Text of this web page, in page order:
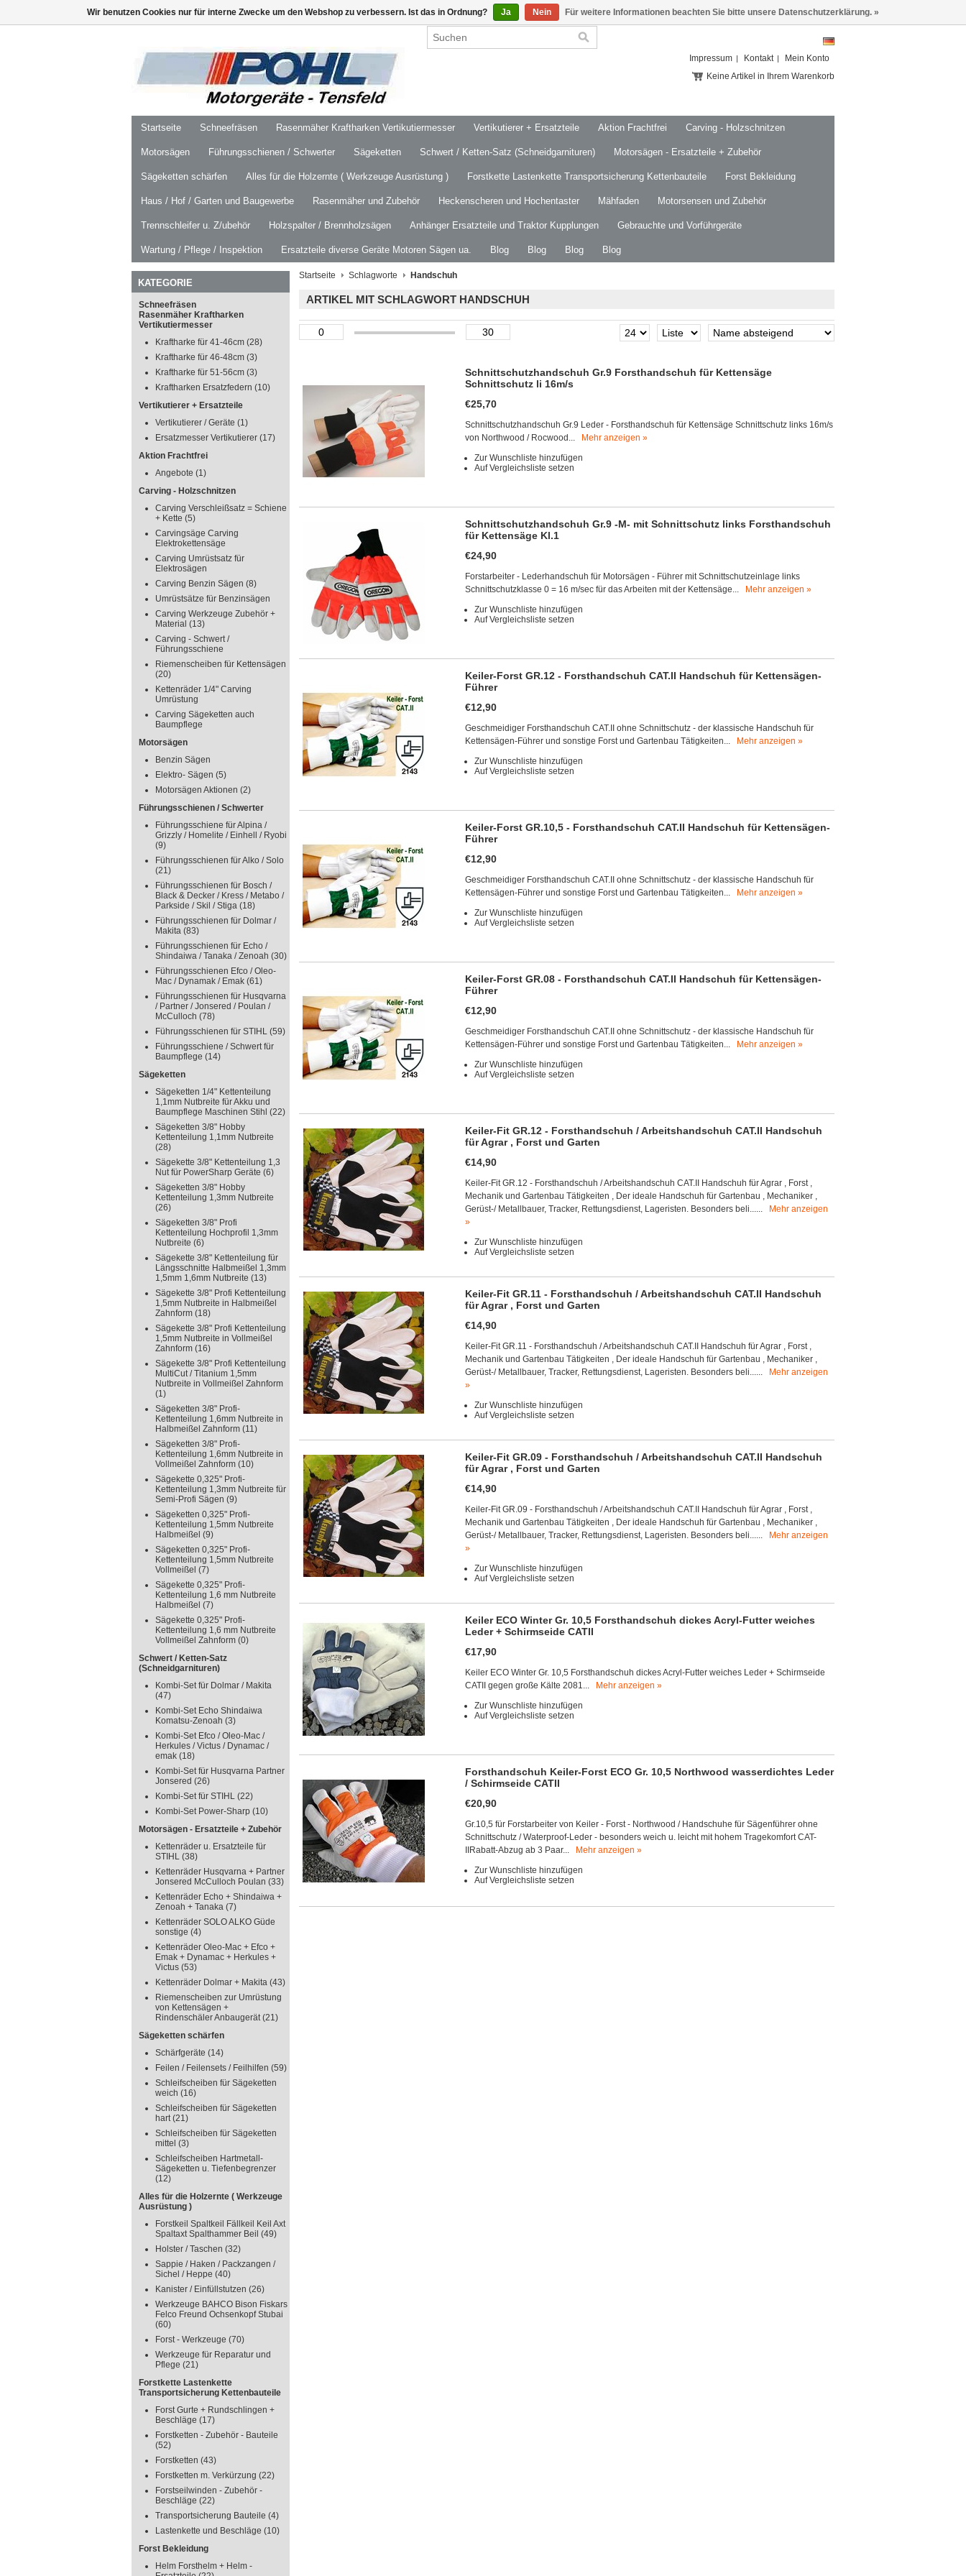
Impressum Kontakt
Mein Konto
Keine Artikel in Ihrem Warenkorb
Startseite Schneefräsen Rasenmäher Kraftharken Vertikutiermesser Vertikutierer + Ersatzteile Aktion Frachtfrei Carving - Holzschnitzen
Motorsägen Führungsschienen / Schwerter Sägeketten Schwert / Ketten-Satz (Schneidgarnituren) Motorsägen - Ersatzteile + Zubehör
Sägeketten schärfen Alles für die Holzernte ( Werkzeuge Ausrüstung ) Forstkette Lastenkette Transportsicherung Kettenbauteile Forst Bekleidung
Haus / Hof / Garten und Baugewerbe Rasenmäher und Zubehör Heckenscheren und Hochentaster Mähfaden Motorsensen und Zubehör
Trennschleifer u. Z/ubehör Holzspalter / Brennholzsägen Anhänger Ersatzteile und Traktor Kupplungen Gebrauchte und Vorführgeräte
Wartung / Pflege / Inspektion Ersatzteile diverse Geräte Motoren Sägen ua. Blog Blog Blog Blog
KATEGORIE
Schneefräsen
Rasenmäher Kraftharken
Vertikutiermesser
Kraftharke für 41-46cm (28)
Kraftharke für 46-48cm (3)
Kraftharke für 51-56cm (3)
Kraftharken Ersatzfedern (10)
Vertikutierer + Ersatzteile
Vertikutierer / Geräte (1)
Ersatzmesser Vertikutierer (17)
Aktion Frachtfrei
Angebote (1)
Carving - Holzschnitzen
Carving Verschleißsatz = Schiene
+ Kette (5)
Carvingsäge Carving
Elektrokettensäge
Carving Umrüstsatz für
Elektrosägen
Carving Benzin Sägen (8)
Umrüstsätze für Benzinsägen
Carving Werkzeuge Zubehör +
Material (13)
Carving - Schwert /
Führungsschiene
Riemenscheiben für Kettensägen
(20)
Kettenräder 1/4" Carving
Umrüstung
Carving Sägeketten auch
Baumpflege
Motorsägen
Benzin Sägen
Elektro- Sägen (5)
Motorsägen Aktionen (2)
Führungsschienen / Schwerter
Führungsschiene für Alpina /
Grizzly / Homelite / Einhell / Ryobi
(9)
Führungsschienen für Alko / Solo
(21)
Führungsschienen für Bosch /
Black & Decker / Kress / Metabo /
Parkside / Skil / Stiga (18)
Führungsschienen für Dolmar /
Makita (83)
Führungsschienen für Echo /
Shindaiwa / Tanaka / Zenoah (30)
Führungsschienen Efco / Oleo-
Mac / Dynamak / Emak (61)
Führungsschienen für Husqvarna
/ Partner / Jonsered / Poulan /
McCulloch (78)
Führungsschienen für STIHL (59)
Führungsschiene / Schwert für
Baumpflege (14)
Sägeketten
Sägeketten 1/4" Kettenteilung
1,1mm Nutbreite für Akku und
Baumpflege Maschinen Stihl (22)
Sägeketten 3/8" Hobby
Kettenteilung 1,1mm Nutbreite
(28)
Sägekette 3/8" Kettenteilung 1,3
Nut für PowerSharp Geräte (6)
Sägeketten 3/8" Hobby
Kettenteilung 1,3mm Nutbreite
(26)
Sägeketten 3/8" Profi
Kettenteilung Hochprofil 1,3mm
Nutbreite (6)
Sägekette 3/8" Kettenteilung für
Längsschnitte Halbmeißel 1,3mm
1,5mm 1,6mm Nutbreite (13)
Sägekette 3/8" Profi Kettenteilung
1,5mm Nutbreite in Halbmeißel
Zahnform (18)
Sägekette 3/8" Profi Kettenteilung
1,5mm Nutbreite in Vollmeißel
Zahnform (16)
Sägekette 3/8" Profi Kettenteilung
MultiCut / Titanium 1,5mm
Nutbreite in Vollmeißel Zahnform
(1)
Sägeketten 3/8" Profi-
Kettenteilung 1,6mm Nutbreite in
Halbmeißel Zahnform (11)
Sägeketten 3/8" Profi-
Kettenteilung 1,6mm Nutbreite in
Vollmeißel Zahnform (10)
Sägekette 0,325" Profi-
Kettenteilung 1,3mm Nutbreite für
Semi-Profi Sägen (9)
Sägeketten 0,325" Profi-
Kettenteilung 1,5mm Nutbreite
Halbmeißel (9)
Sägeketten 0,325" Profi-
Kettenteilung 1,5mm Nutbreite
Vollmeißel (7)
Sägekette 0,325" Profi-
Kettenteilung 1,6 mm Nutbreite
Halbmeißel (7)
Sägekette 0,325" Profi-
Kettenteilung 1,6 mm Nutbreite
Vollmeißel Zahnform (0)
Schwert / Ketten-Satz
(Schneidgarnituren)
Kombi-Set für Dolmar / Makita
(47)
Kombi-Set Echo Shindaiwa
Komatsu-Zenoah (3)
Kombi-Set Efco / Oleo-Mac /
Herkules / Victus / Dynamac /
emak (18)
Kombi-Set für Husqvarna Partner
Jonsered (26)
Kombi-Set für STIHL (22)
Kombi-Set Power-Sharp (10)
Motorsägen - Ersatzteile + Zubehör
Kettenräder u. Ersatzteile für
STIHL (38)
Kettenräder Husqvarna + Partner
Jonsered McCulloch Poulan (33)
Kettenräder Echo + Shindaiwa +
Zenoah + Tanaka (7)
Kettenräder SOLO ALKO Güde
sonstige (4)
Kettenräder Oleo-Mac + Efco +
Emak + Dynamac + Herkules +
Victus (53)
Kettenräder Dolmar + Makita (43)
Riemenscheiben zur Umrüstung
von Kettensägen +
Rindenschäler Anbaugerät(21)
Sägeketten schärfen
Schärfgeräte (14)
Feilen / Feilensets / Feilhilfen (59)
Schleifscheiben für Sägeketten
weich (16)
Schleifscheiben für Sägeketten
hart(21)
Schleifscheiben für Sägeketten
mittel (3)
Schleifscheiben Hartmetall-
Sägeketten u. Tiefenbegrenzer
(12)
Alles für die Holzernte ( Werkzeuge
Ausrüstung )
Forstkeil Spaltkeil Fällkeil Keil Axt
Spaltaxt Spalthammer Beil (49)
Holster / Taschen (32)
Sappie / Haken / Packzangen /
Sichel / Heppe (40)
Kanister / Einfüllstutzen (26)
Werkzeuge BAHCO Bison Fiskars
Felco Freund Ochsenkopf Stubai
(60)
Forst - Werkzeuge (70)
Werkzeuge für Reparatur und
Pflege (21)
Forstkette Lastenkette
Transportsicherung Kettenbauteile
Forst Gurte + Rundschlingen +
Beschläge (17)
Forstketten - Zubehör - Bauteile
(52)
Forstketten (43)
Forstketten m. Verkürzung (22)
Forstseilwinden - Zubehör -
Beschläge (22)
Transportsicherung Bauteile (4)
Lastenkette und Beschläge (10)
Forst Bekleidung
Helm Forsthelm + Helm -
Startseite Schlagworte Handschuh
ARTIKEL MIT SCHLAGWORT HANDSCHUH
Schnittschutzhandschuh Gr.9 Forsthandschuh für Kettensäge
Schnittschutz li 16m/s
€25,70
Schnittschutzhandschuh Gr.9 Leder - Forsthandschuh für Kettensäge Schnittschutz links 16m/s
von Northwood / Rocwood...
Mehr anzeigen »
Zur Wunschliste hinzufügen
Auf Vergleichsliste setzen
Schnittschutzhandschuh Gr.9 -M- mit Schnittschutz links Forsthandschuh
für Kettensäge Kl.1
€24,90
Forstarbeiter - Lederhandschuh für Motorsägen - Führer mit Schnittschutzeinlage links
Schnittschutzklasse 0 = 16 m/sec für das Arbeiten mit der Kettensäge...
Mehr anzeigen »
Zur Wunschliste hinzufügen
Auf Vergleichsliste setzen
Keiler-Forst GR.12 - Forsthandschuh CAT.II Handschuh für Kettensägen-
Führer
€12,90
Geschmeidiger Forsthandschuh CAT.II ohne Schnittschutz - der klassische Handschuh für
Kettensägen-Führer und sonstige Forst und Gartenbau Tätigkeiten...
Mehr anzeigen »
Zur Wunschliste hinzufügen
Auf Vergleichsliste setzen
Keiler-Forst GR.10,5 - Forsthandschuh CAT.II Handschuh für Kettensägen-
Führer
€12,90
Geschmeidiger Forsthandschuh CAT.II ohne Schnittschutz - der klassische Handschuh für
Kettensägen-Führer und sonstige Forst und Gartenbau Tätigkeiten...
Mehr anzeigen »
Zur Wunschliste hinzufügen
Auf Vergleichsliste setzen
Keiler-Forst GR.08 - Forsthandschuh CAT.II Handschuh für Kettensägen-
Führer
€12,90
Geschmeidiger Forsthandschuh CAT.II ohne Schnittschutz - der klassische Handschuh für
Kettensägen-Führer und sonstige Forst und Gartenbau Tätigkeiten...
Mehr anzeigen »
Zur Wunschliste hinzufügen
Auf Vergleichsliste setzen
Keiler-Fit GR.12 - Forsthandschuh / Arbeitshandschuh CAT.II Handschuh
für Agrar , Forst und Garten
€14,90
Keiler-Fit GR.12 - Forsthandschuh / Arbeitshandschuh CAT.II Handschuh für Agrar , Forst ,
Mechanik und Gartenbau Tätigkeiten , Der ideale Handschuh für Gartenbau , Mechaniker ,
Gerüst-/ Metallbauer, Tracker, Rettungsdienst, Lageristen. Besonders beli......
Mehr anzeigen
»
Zur Wunschliste hinzufügen
Auf Vergleichsliste setzen
Keiler-Fit GR.11 - Forsthandschuh / Arbeitshandschuh CAT.II Handschuh
für Agrar , Forst und Garten
€14,90
Keiler-Fit GR.11 - Forsthandschuh / Arbeitshandschuh CAT.II Handschuh für Agrar , Forst ,
Mechanik und Gartenbau Tätigkeiten , Der ideale Handschuh für Gartenbau , Mechaniker ,
Gerüst-/ Metallbauer, Tracker, Rettungsdienst, Lageristen. Besonders beli......
Mehr anzeigen
»
Zur Wunschliste hinzufügen
Auf Vergleichsliste setzen
Keiler-Fit GR.09 - Forsthandschuh / Arbeitshandschuh CAT.II Handschuh
für Agrar , Forst und Garten
€14,90
Keiler-Fit GR.09 - Forsthandschuh / Arbeitshandschuh CAT.II Handschuh für Agrar , Forst ,
Mechanik und Gartenbau Tätigkeiten , Der ideale Handschuh für Gartenbau , Mechaniker ,
Gerüst-/ Metallbauer, Tracker, Rettungsdienst, Lageristen. Besonders beli......
Mehr anzeigen
»
Zur Wunschliste hinzufügen
Auf Vergleichsliste setzen
Keiler ECO Winter Gr. 10,5 Forsthandschuh dickes Acryl-Futter weiches
Leder + Schirmseide CATII
€17,90
Keiler ECO Winter Gr. 10,5 Forsthandschuh dickes Acryl-Futter weiches Leder + Schirmseide
CATII gegen große Kälte 2081...
Mehr anzeigen »
Zur Wunschliste hinzufügen
Auf Vergleichsliste setzen
Forsthandschuh Keiler-Forst ECO Gr. 10,5 Northwood wasserdichtes Leder
/ Schirmseide CATII
€20,90
Gr.10,5 für Forstarbeiter von Keiler - Forst - Northwood / Handschuhe für Sägenführer ohne
Schnittschutz / Waterproof-Leder - besonders weich u. leicht mit hohem Tragekomfort CAT-
IIRabatt-Abzug ab 3 Paar...
Mehr anzeigen »
Zur Wunschliste hinzufügen
Auf Vergleichsliste setzen
Wir benutzen Cookies nur für interne Zwecke um den Webshop zu verbessern. Ist das in Ordnung? Ja Nein Für weitere Informationen beachten Sie bitte unsere Datenschutzerklärung. »